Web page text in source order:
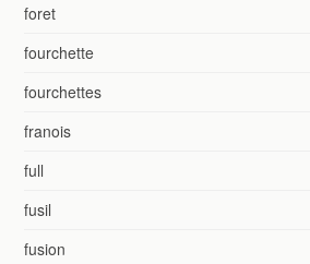
foret
fourchette
fourchettes
franois
full
fusil
fusion